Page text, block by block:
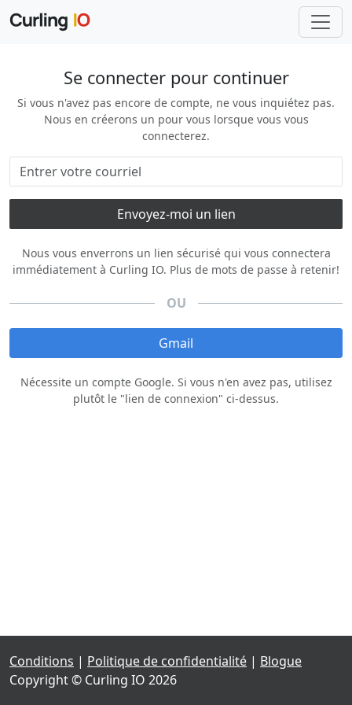
Se connecter pour continuer
Si vous n'avez pas encore de compte, ne vous inquiétez pas.
Nous en créerons un pour vous lorsque vous vous
connecterez.
Nous vous enverrons un lien sécurisé qui vous connectera
immédiatement à Curling IO. Plus de mots de passe à retenir!
OU
Gmail
Nécessite un compte Google. Si vous n'en avez pas, utilisez
plutôt le "lien de connexion" ci‑dessus.
Conditions | Politique de confidentialité | Blogue
Copyright © Curling IO 2026